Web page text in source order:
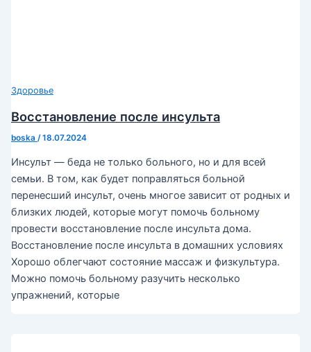
Здоровье
Восстановление после инсульта
boska /18.07.2024
Инсульт — беда не только больного, но и для всей
семьи. В том, как будет поправляться больной
перенесший инсульт, очень многое зависит от родных и
близких людей, которые могут помочь больному
провести восстановление после инсульта дома.
Восстановление после инсульта в домашних условиях
Хорошо облегчают состояние массаж и физкультура.
Можно помочь больному разучить несколько
упражнений, которые